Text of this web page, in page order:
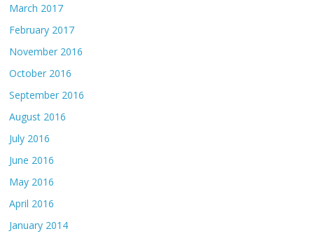
March 2017
February 2017
November 2016
October 2016
September 2016
August 2016
July 2016
June 2016
May 2016
April 2016
January 2014